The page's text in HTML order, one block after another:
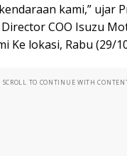
kami,” ujar
COO Isuzu
Ke lokasi, Rabu (29/
SCROLL TO CONTINUE WITH